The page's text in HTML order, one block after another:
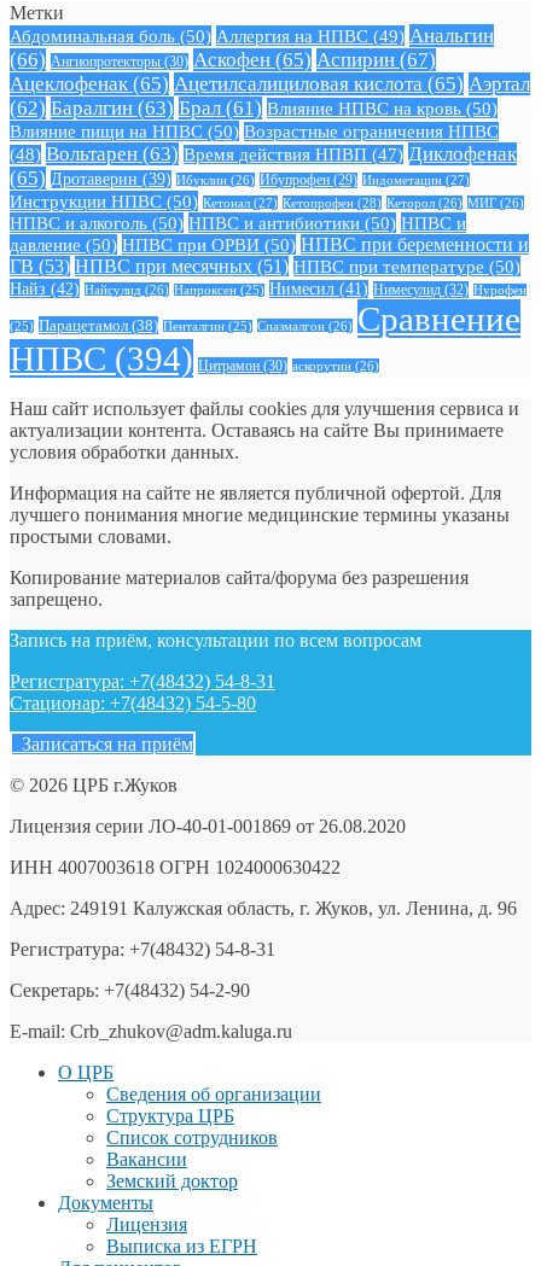
Метки
Абдоминальная боль (50) Аллергия на НПВС (49) Анальгин
(66) Ангиопротекторы (30) Аскофен (65) Аспирин (67)
Ацеклофенак (65) Ацетилсалициловая кислота (65) Аэртал
(62) Баралгин (63) Брал (61) Влияние НПВС на кровь (50)
Влияние пищи на НПВС (50) Возрастные ограничения НПВС
(48) Вольтарен (63) Время действия НПВП (47) Диклофенак
(65) Дротаверин (39) Ибуклин (26) Ибупрофен (29) Индометацин (27)
Инструкции НПВС (50) Кетонал (27) Кетопрофен (28) Кеторол (26) МИГ (26)
НПВС и алкоголь (50) НПВС и антибиотики (50) НПВС и
давление (50) НПВС при ОРВИ (50) НПВС при беременности и
ГВ (53) НПВС при месячных (51) НПВС при температуре (50)
Найз (42) Найсулид (26) Напроксен (25) Нимесил (41) Нимесулид (32) Нурофен
(25) Парацетамол (38) Пенталгин (25) Спазмалгон (26) Сравнение
НПВС (394) Цитрамон (30) аскорутин (26)
Наш сайт использует файлы cookies для улучшения сервиса и
актуализации контента. Оставаясь на сайте Вы принимаете
условия обработки данных.
Информация на сайте не является публичной офертой. Для
лучшего понимания многие медицинские термины указаны
простыми словами.
Копирование материалов сайта/форума без разрешения
запрещено.
Запись на приём, консультации по всем вопросам
Регистратура: +7(48432) 54-8-31
Стационар: +7(48432) 54-5-80
Записаться на приём
© 2026 ЦРБ г.Жуков
Лицензия серии ЛО-40-01-001869 от 26.08.2020
ИНН 4007003618 ОГРН 1024000630422
Адрес: 249191 Калужская область, г. Жуков, ул. Ленина, д. 96
Регистратура: +7(48432) 54-8-31
Секретарь: +7(48432) 54-2-90
E-mail: Crb_zhukov@adm.kaluga.ru
О ЦРБ
Сведения об организации
Структура ЦРБ
Список сотрудников
Вакансии
Земский доктор
Документы
Лицензия
Выписка из ЕГРН